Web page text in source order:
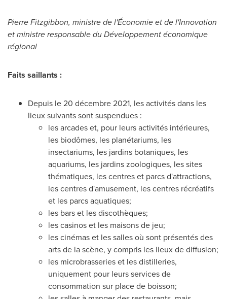
Pierre Fitzgibbon, ministre de l'Économie et de l'Innovation
et ministre responsable du Développement économique
régional
Faits saillants :
Depuis le 20 décembre 2021, les activités dans les
lieux suivants sont suspendues :
les arcades et, pour leurs activités intérieures,
les biodômes, les planétariums, les
insectariums, les jardins botaniques, les
aquariums, les jardins zoologiques, les sites
thématiques, les centres et parcs d'attractions,
les centres d'amusement, les centres récréatifs
et les parcs aquatiques;
les bars et les discothèques;
les casinos et les maisons de jeu;
les cinémas et les salles où sont présentés des
arts de la scène, y compris les lieux de diffusion;
les microbrasseries et les distilleries,
uniquement pour leurs services de
consommation sur place de boisson;